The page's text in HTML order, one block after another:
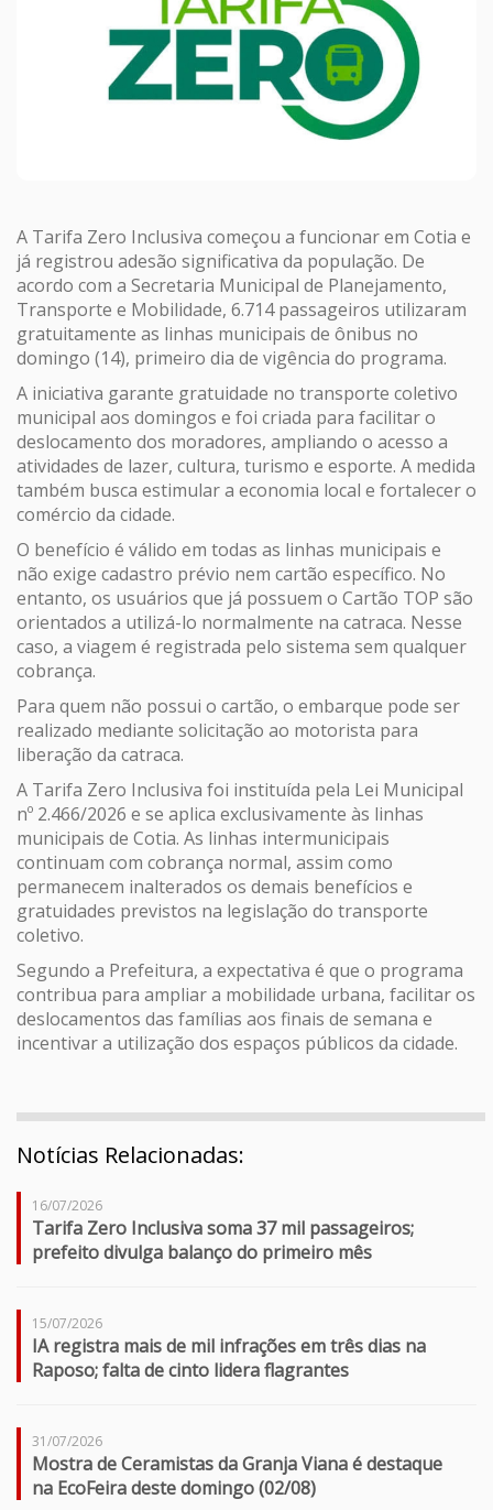
A Tarifa Zero Inclusiva começou a funcionar em Cotia e
já registrou adesão significativa da população. De
acordo com a Secretaria Municipal de Planejamento,
Transporte e Mobilidade, 6.714 passageiros utilizaram
gratuitamente as linhas municipais de ônibus no
domingo (14), primeiro dia de vigência do programa.
A iniciativa garante gratuidade no transporte coletivo
municipal aos domingos e foi criada para facilitar o
deslocamento dos moradores, ampliando o acesso a
atividades de lazer, cultura, turismo e esporte. A medida
também busca estimular a economia local e fortalecer o
comércio da cidade.
O benefício é válido em todas as linhas municipais e
não exige cadastro prévio nem cartão específico. No
entanto, os usuários que já possuem o Cartão TOP são
orientados a utilizá-lo normalmente na catraca. Nesse
caso, a viagem é registrada pelo sistema sem qualquer
cobrança.
Para quem não possui o cartão, o embarque pode ser
realizado mediante solicitação ao motorista para
liberação da catraca.
A Tarifa Zero Inclusiva foi instituída pela Lei Municipal
nº 2.466/2026 e se aplica exclusivamente às linhas
municipais de Cotia. As linhas intermunicipais
continuam com cobrança normal, assim como
permanecem inalterados os demais benefícios e
gratuidades previstos na legislação do transporte
coletivo.
Segundo a Prefeitura, a expectativa é que o programa
contribua para ampliar a mobilidade urbana, facilitar os
deslocamentos das famílias aos finais de semana e
incentivar a utilização dos espaços públicos da cidade.
Notícias Relacionadas:
16/07/2026
Tarifa Zero Inclusiva soma 37 mil passageiros;
prefeito divulga balanço do primeiro mês
15/07/2026
IA registra mais de mil infrações em três dias na
Raposo; falta de cinto lidera flagrantes
31/07/2026
Mostra de Ceramistas da Granja Viana é destaque
na EcoFeira deste domingo (02/08)